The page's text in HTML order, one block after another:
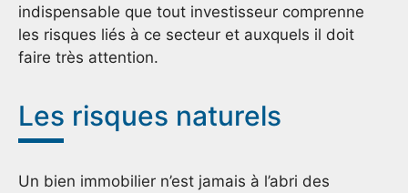
indispensable que tout investisseur comprenne
les risques liés à ce secteur et auxquels il doit
faire très attention.
Les risques naturels
Un bien immobilier n’est jamais à l’abri des